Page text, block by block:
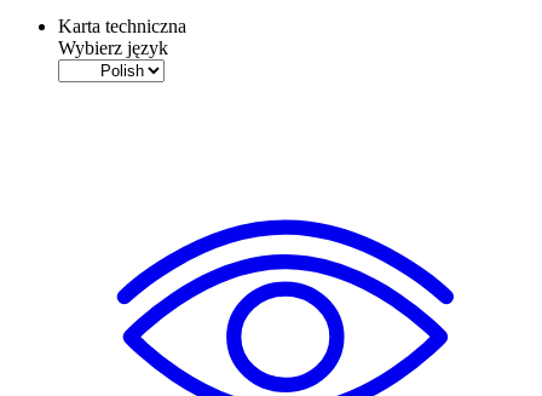
Karta techniczna
Wybierz język